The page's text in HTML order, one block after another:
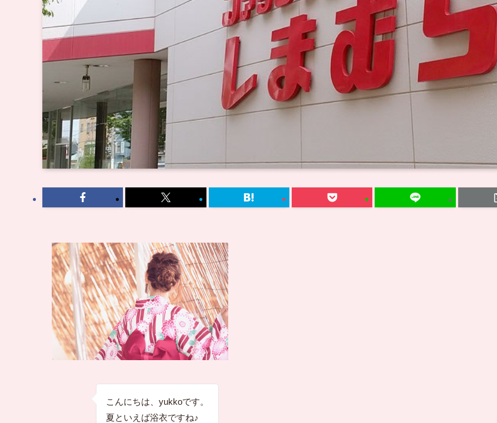
こんにちは、yukkoです。
夏といえば浴衣ですね♪